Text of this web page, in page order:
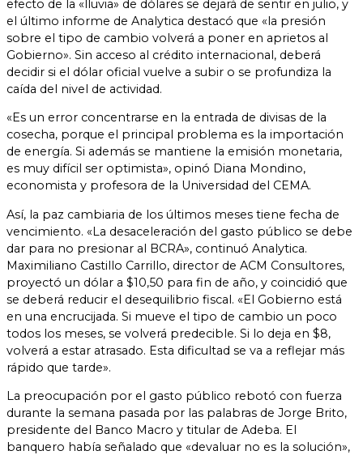
efecto de la «lluvia» de dólares se dejará de sentir en julio, y
el último informe de Analytica destacó que «la presión
sobre el tipo de cambio volverá a poner en aprietos al
Gobierno». Sin acceso al crédito internacional, deberá
decidir si el dólar oficial vuelve a subir o se profundiza la
caída del nivel de actividad.
«Es un error concentrarse en la entrada de divisas de la
cosecha, porque el principal problema es la importación
de energía. Si además se mantiene la emisión monetaria,
es muy difícil ser optimista», opinó Diana Mondino,
economista y profesora de la Universidad del CEMA.
Así, la paz cambiaria de los últimos meses tiene fecha de
vencimiento. «La desaceleración del gasto público se debe
dar para no presionar al BCRA», continuó Analytica.
Maximiliano Castillo Carrillo, director de ACM Consultores,
proyectó un dólar a $10,50 para fin de año, y coincidió que
se deberá reducir el desequilibrio fiscal. «El Gobierno está
en una encrucijada. Si mueve el tipo de cambio un poco
todos los meses, se volverá predecible. Si lo deja en $8,
volverá a estar atrasado. Esta dificultad se va a reflejar más
rápido que tarde».
La preocupación por el gasto público rebotó con fuerza
durante la semana pasada por las palabras de Jorge Brito,
presidente del Banco Macro y titular de Adeba. El
banquero había señalado que «devaluar no es la solución»,